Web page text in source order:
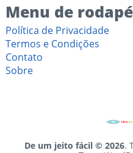
Menu de rodapé
Política de Privacidade
Termos e Condições
Contato
Sobre
De um jeito fácil © 2026.